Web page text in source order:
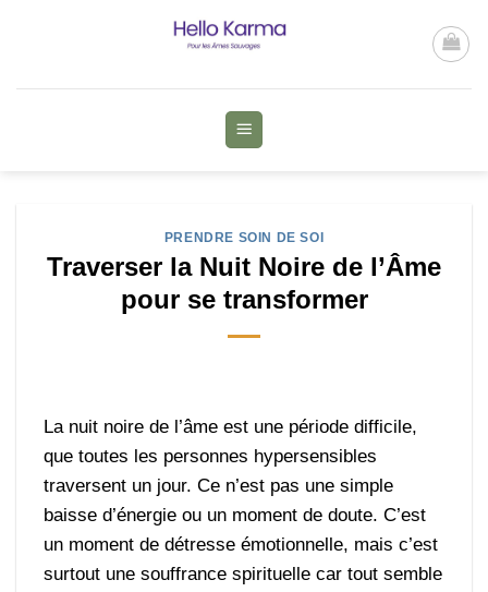
PRENDRE SOIN DE SOI
Traverser la Nuit Noire de l’Âme
pour se transformer
La nuit noire de l’âme est une période difficile,
que toutes les personnes hypersensibles
traversent un jour. Ce n’est pas une simple
baisse d’énergie ou un moment de doute. C’est
un moment de détresse émotionnelle, mais c’est
surtout une souffrance spirituelle car tout semble